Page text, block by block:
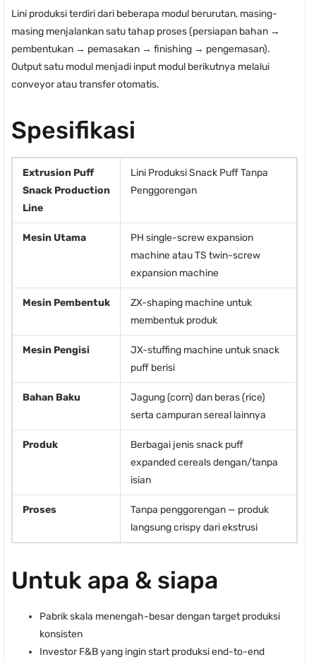
Lini produksi terdiri dari beberapa modul berurutan, masing-
masing menjalankan satu tahap proses (persiapan bahan →
pembentukan → pemasakan → finishing → pengemasan).
Output satu modul menjadi input modul berikutnya melalui
conveyor atau transfer otomatis.
Spesifikasi
Extrusion Puff
Snack Production
Line
Lini Produksi Snack Puff Tanpa
Penggorengan
Mesin Utama
PH single-screw expansion
machine atau TS twin-screw
expansion machine
Mesin Pembentuk
ZX-shaping machine untuk
membentuk produk
Mesin Pengisi
JX-stuffing machine untuk snack
puff berisi
Bahan Baku
Jagung (corn) dan beras (rice)
serta campuran sereal lainnya
Produk
Berbagai jenis snack puff
expanded cereals dengan/tanpa
isian
Proses
Tanpa penggorengan — produk
langsung crispy dari ekstrusi
Untuk apa & siapa
Pabrik skala menengah-besar dengan target produksi
konsisten
Investor F&B yang ingin start produksi end-to-end